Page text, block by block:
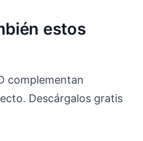
estos
complementan
Descárgalos gratis